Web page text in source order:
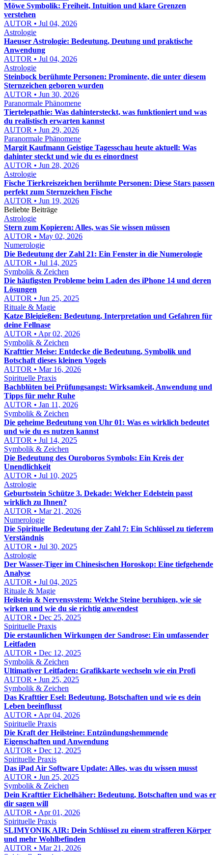
Möwe Symbolik: Freiheit, Intuition und klare Grenzen
verstehen
AUTOR • Jul 04, 2026
Astrologie
Haeuser Astrologie: Bedeutung, Deutung und praktische
Anwendung
AUTOR • Jul 04, 2026
Astrologie
Steinbock berühmte Personen: Prominente, die unter diesem
Sternzeichen geboren wurden
AUTOR • Jun 30, 2026
Paranormale Phänomene
Tiertelepathie: Was dahintersteckt, was funktioniert und was
du realistisch erwarten kannst
AUTOR • Jun 29, 2026
Paranormale Phänomene
Margit Kaufmann Geistige Tagesschau heute aktuell: Was
dahinter steckt und wie du es einordnest
AUTOR • Jun 28, 2026
Astrologie
Fische Tierkreiszeichen berühmte Personen: Diese Stars passen
perfekt zum Sternzeichen Fische
AUTOR • Jun 19, 2026
Beliebte Beiträge
Astrologie
Stern zum Kopieren: Alles, was Sie wissen müssen
AUTOR • May 02, 2026
Numerologie
Die Bedeutung der Zahl 21: Ein Fenster in die Numerologie
AUTOR • Jul 14, 2025
Symbolik & Zeichen
Die häufigsten Probleme beim Laden des iPhone 14 und deren
Lösungen
AUTOR • Jun 25, 2025
Rituale & Magie
Katze Bleigießen: Bedeutung, Interpretation und Gefahren für
deine Fellnase
AUTOR • Apr 02, 2026
Symbolik & Zeichen
Krafttier Meise: Entdecke die Bedeutung, Symbolik und
Botschaft dieses kleinen Vogels
AUTOR • Mar 16, 2026
Spirituelle Praxis
Bachblüten bei Prüfungsangst: Wirksamkeit, Anwendung und
Tipps für mehr Ruhe
AUTOR • Jan 11, 2026
Symbolik & Zeichen
Die geheime Bedeutung von Uhr 01: Was es wirklich bedeutet
und wie du es nutzen kannst
AUTOR • Jul 14, 2025
Symbolik & Zeichen
Die Bedeutung des Ouroboros Symbols: Ein Kreis der
Unendlichkeit
AUTOR • Jul 10, 2025
Astrologie
Geburtsstein Schütze 3. Dekade: Welcher Edelstein passt
wirklich zu Ihnen?
AUTOR • Mar 21, 2026
Numerologie
Die Spirituelle Bedeutung der Zahl 7: Ein Schlüssel zu tieferem
Verständnis
AUTOR • Jul 30, 2025
Astrologie
Der Wasser-Tiger im Chinesischen Horoskop: Eine tiefgehende
Analyse
AUTOR • Jul 04, 2025
Rituale & Magie
Heilstein & Nervensystem: Welche Steine beruhigen, wie sie
wirken und wie du sie richtig anwendest
AUTOR • Dec 25, 2025
Spirituelle Praxis
Die erstaunlichen Wirkungen der Sandrose: Ein umfassender
Leitfaden
AUTOR • Dec 12, 2025
Symbolik & Zeichen
Ultimativer Leitfaden: Grafikkarte wechseln wie ein Profi
AUTOR • Jun 25, 2025
Symbolik & Zeichen
Das Krafttier Esel: Bedeutung, Botschaften und wie es dein
Leben beeinflusst
AUTOR • Apr 04, 2026
Spirituelle Praxis
Die Kraft der Heilsteine: Entzündungshemmende
Eigenschaften und Anwendung
AUTOR • Dec 12, 2025
Spirituelle Praxis
Das iPad Air Software Update: Alles, was du wissen musst
AUTOR • Jun 25, 2025
Symbolik & Zeichen
Dein Krafttier Eichelhäher: Bedeutung, Botschaften und was er
dir sagen will
AUTOR • Apr 01, 2026
Spirituelle Praxis
SLIMYONIK AIR: Dein Schlüssel zu einem strafferen Körper
und mehr Wohlbefinden
AUTOR • Mar 21, 2026